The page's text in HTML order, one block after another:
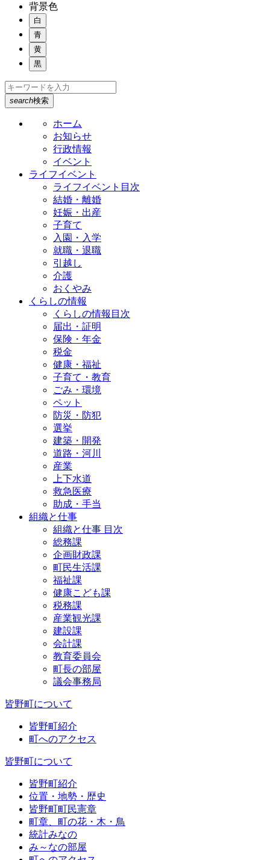
背景色
白
青
黄
黒
search検索
ホーム
お知らせ
行政情報
イベント
ライフイベント
ライフイベント目次
結婚・離婚
妊娠・出産
子育て
入園・入学
就職・退職
引越し
介護
おくやみ
くらしの情報
くらしの情報目次
届出・証明
保険・年金
税金
健康・福祉
子育て・教育
ごみ・環境
ペット
防災・防犯
選挙
建築・開発
道路・河川
産業
上下水道
救急医療
助成・手当
組織と仕事
組織と仕事 目次
総務課
企画財政課
町民生活課
福祉課
健康こども課
税務課
産業観光課
建設課
会計課
教育委員会
町長の部屋
議会事務局
皆野町について
皆野町紹介
町へのアクセス
皆野町について
皆野町紹介
位置・地勢・歴史
皆野町町民憲章
町章、町の花・木・鳥
統計みなの
み～なの部屋